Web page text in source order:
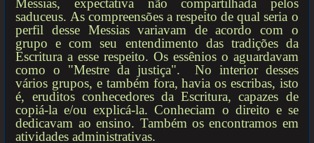
Messias, expectativa não compartilhada pelos
saduceus. As compreensões a respeito de qual seria o
perfil desse Messias variavam de acordo com o
grupo e com seu entendimento das tradições da
Escritura a esse respeito. Os essênios o aguardavam
como o "Mestre da justiça". No interior desses
vários grupos, e também fora, havia os escribas, isto
é, eruditos conhecedores da Escritura, capazes de
copiá-la e/ou explicá-la. Conheciam o direito e se
dedicavam ao ensino. Também os encontramos em
atividades administrativas.